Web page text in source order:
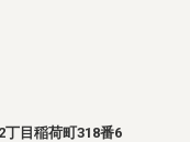
目稲荷町318番6